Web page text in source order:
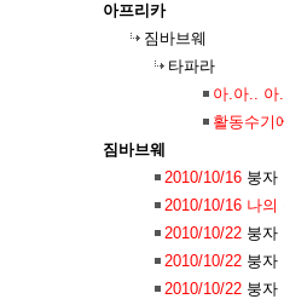
아프리카
짐바브웨
타파라
아.아.. 아
활동수기
짐바브웨
2010/10/16 붕자
2010/10/16 나
2010/10/22 붕자
2010/10/22 붕자
2010/10/22 붕자